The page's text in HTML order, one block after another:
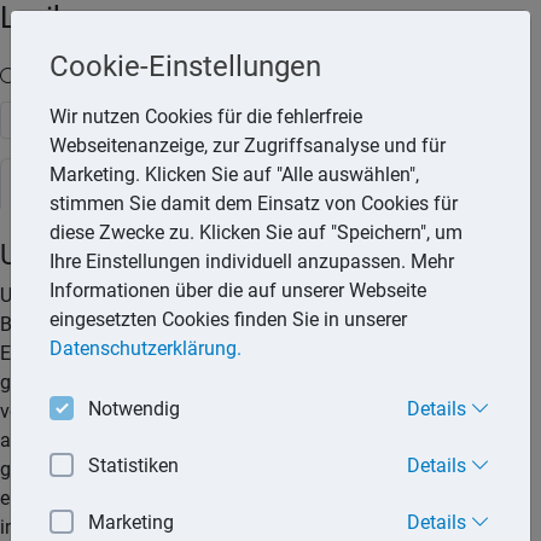
Lexika
Volltext-Suche in den Lexika
Suchen
Steuerlexikon
Unterhaltshöchstbetrag
Unterhaltsaufwendungen können als außergewöhnliche
Belastungen oder als Sonderausgaben abzugsfähig sein.
Entstehen einem Steuerpflichtigen Unterhaltsaufwendungen
gegenüber einer Person, zu deren Unterhalt er gesetzlich
verpflichtet ist, so kann er die entstandenen Aufwendungen
als außergewöhnliche Belastungen geltend machen. Der
gesetzlich unterhaltsberechtigten Person gleichgestellt ist
eine Person, wenn bei ihr zum Unterhalt bestimmte
inländische öffentliche Mittel (z.B. Sozialleistungen) mit
Cookie-Einstellungen
Wir nutzen Cookies für die fehlerfreie
Webseitenanzeige, zur Zugriffsanalyse und für
Marketing. Klicken Sie auf "Alle auswählen",
stimmen Sie damit dem Einsatz von Cookies für
diese Zwecke zu. Klicken Sie auf "Speichern", um
Ihre Einstellungen individuell anzupassen. Mehr
Informationen über die auf unserer Webseite
eingesetzten Cookies finden Sie in unserer
Datenschutzerklärung.
Notwendig Details
Statistiken Details
Marketing Details